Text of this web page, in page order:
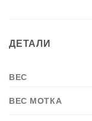
ДЕТАЛИ
ВЕС
ВЕС МОТКА